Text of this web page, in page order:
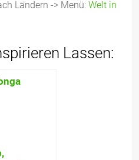
Ländern -> Menü: Welt in
Lassen: